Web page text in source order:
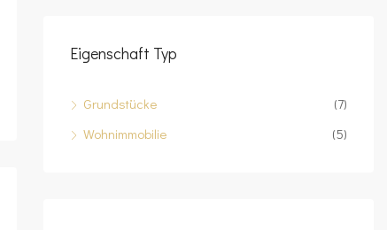
Eigenschaft Typ
Grundstücke
(7)
Wohnimmobilie
(5)